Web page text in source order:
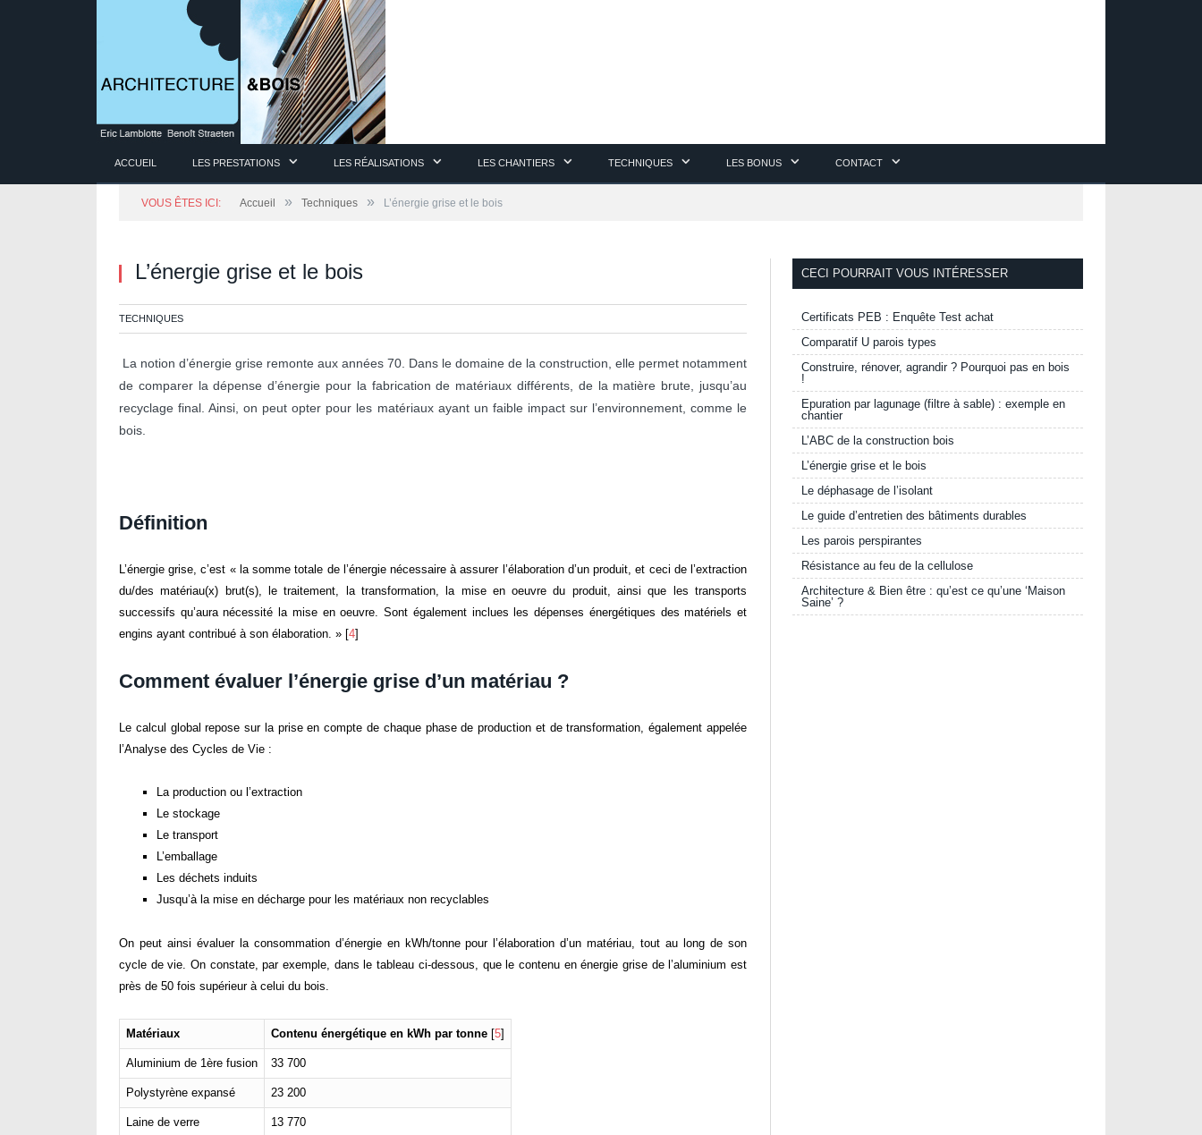
ACCUEIL LES PRESTATIONS LES RÉALISATIONS LES CHANTIERS TECHNIQUES LES BONUS CONTACT
VOUS ÊTES ICI: Accueil » Techniques » L’énergie grise et le bois
L’énergie grise et le bois
TECHNIQUES
La notion d’énergie grise remonte aux années 70. Dans le domaine de la construction, elle permet notamment
de comparer la dépense d’énergie pour la fabrication de matériaux différents, de la matière brute, jusqu’au
recyclage final. Ainsi, on peut opter pour les matériaux ayant un faible impact sur l’environnement, comme le
bois.
Définition
L’énergie grise, c’est « la somme totale de l’énergie nécessaire à assurer l’élaboration d’un produit, et ceci de l’extraction
du/des matériau(x) brut(s), le traitement, la transformation, la mise en oeuvre du produit, ainsi que les transports
successifs qu’aura nécessité la mise en oeuvre. Sont également inclues les dépenses énergétiques des matériels et
engins ayant contribué à son élaboration. » [4]
Comment évaluer l’énergie grise d’un matériau ?
Le calcul global repose sur la prise en compte de chaque phase de production et de transformation, également appelée
l’Analyse des Cycles de Vie :
La production ou l’extraction
Le stockage
Le transport
L’emballage
Les déchets induits
Jusqu’à la mise en décharge pour les matériaux non recyclables
On peut ainsi évaluer la consommation d’énergie en kWh/tonne pour l’élaboration d’un matériau, tout au long de son
cycle de vie. On constate, par exemple, dans le tableau ci-dessous, que le contenu en énergie grise de l’aluminium est
près de 50 fois supérieur à celui du bois.
Matériaux Contenu énergétique en kWh par tonne [5]
Aluminium de 1ère fusion 33 700
Polystyrène expansé 23 200
Laine de verre 13 770
CECI POURRAIT VOUS INTÉRESSER
Certificats PEB : Enquête Test achat
Comparatif U parois types
Construire, rénover, agrandir ? Pourquoi pas en bois
!
Epuration par lagunage (filtre à sable) : exemple en
chantier
L’ABC de la construction bois
L’énergie grise et le bois
Le déphasage de l’isolant
Le guide d’entretien des bâtiments durables
Les parois perspirantes
Résistance au feu de la cellulose
Architecture & Bien être : qu’est ce qu’une ‘Maison
Saine’ ?